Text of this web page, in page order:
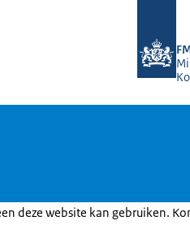
deze website kan gebruiken.